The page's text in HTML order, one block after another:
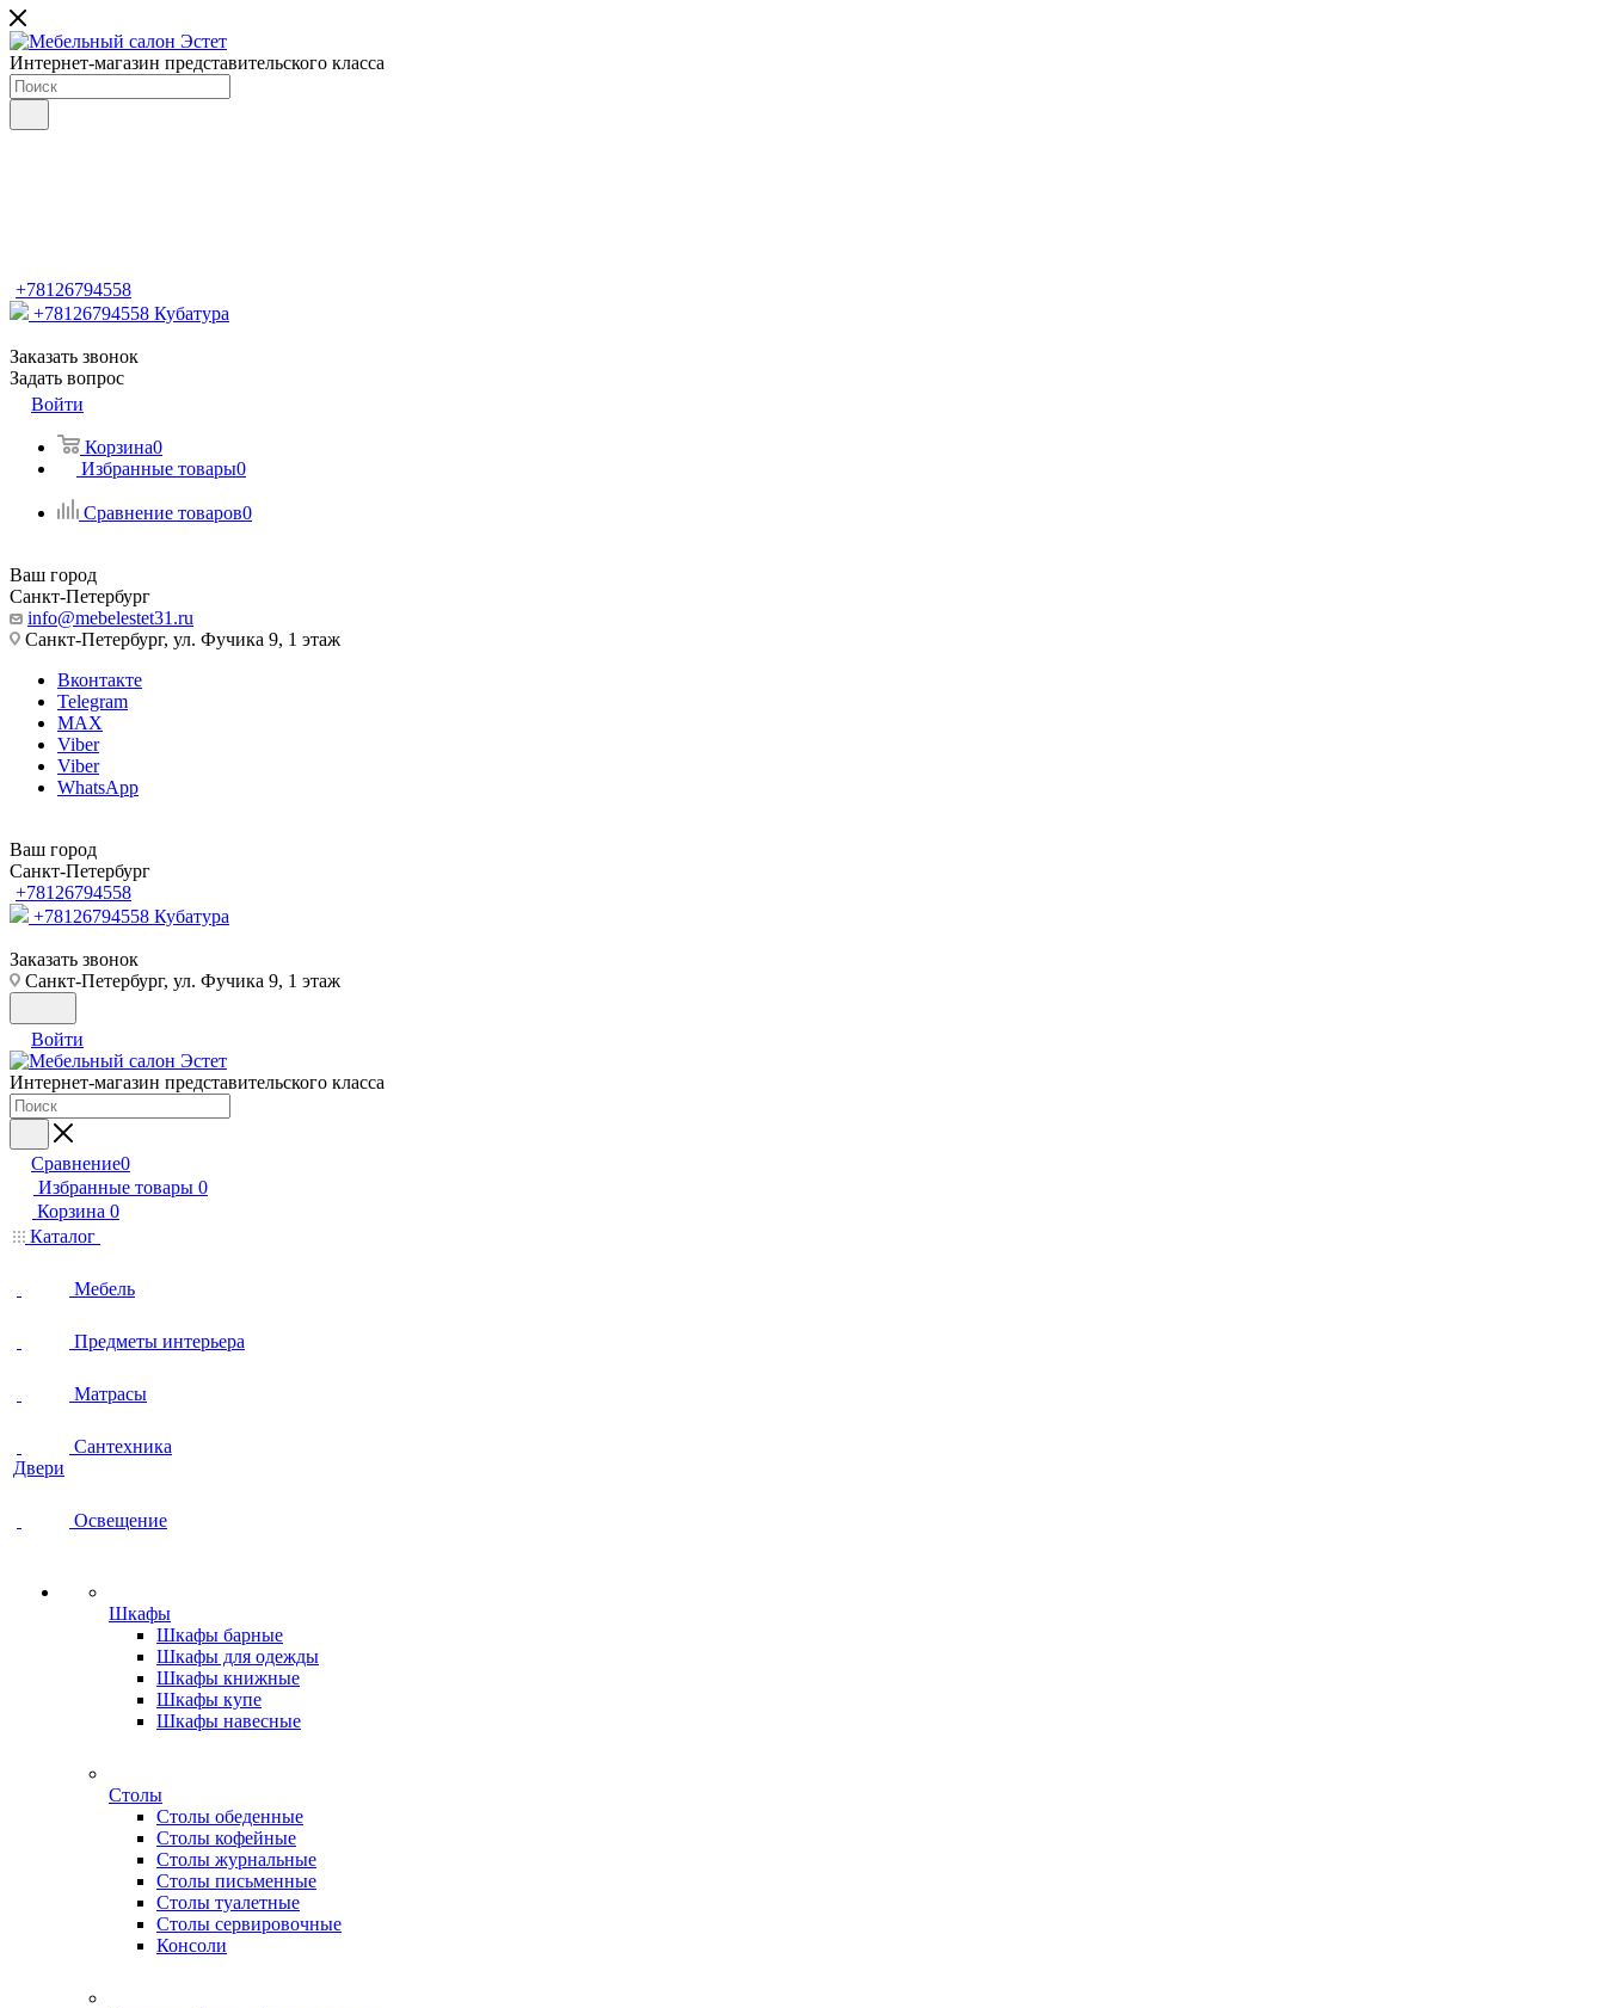
Интернет-магазин представительского класса
+78126794558
+78126794558 Кубатура
Заказать звонок
Задать вопрос
Войти
Корзина0
Избранные товары0
Сравнение товаров0
Ваш город
Санкт-Петербург
info@mebelestet31.ru
Санкт-Петербург, ул. Фучика 9, 1 этаж
Вконтакте
Telegram
MAX
Viber
Viber
WhatsApp
Ваш город
Санкт-Петербург
+78126794558
+78126794558 Кубатура
Заказать звонок
Санкт-Петербург, ул. Фучика 9, 1 этаж
Войти
Интернет-магазин представительского класса
Сравнение0
Избранные товары 0
Корзина 0
Каталог
Мебель
Предметы интерьера
Матрасы
Сантехника
Двери
Освещение
Шкафы
Шкафы барные
Шкафы для одежды
Шкафы книжные
Шкафы купе
Шкафы навесные
Столы
Столы обеденные
Столы кофейные
Столы журнальные
Столы письменные
Столы туалетные
Столы сервировочные
Консоли